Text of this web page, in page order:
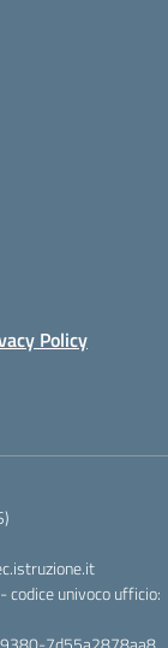
Policy
univoco ufficio: